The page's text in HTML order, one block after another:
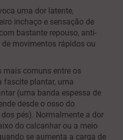
uma dor latente,
inchaço e sensação de
bastante repouso, anti-
movimentos rápidos ou
mais comuns entre os
fascite plantar, uma
(uma banda espessa de
desde o osso do
pés). Normalmente a dor
do calcanhar ou a meio
se aumenta a carga de